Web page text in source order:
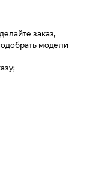
заказ,
модели